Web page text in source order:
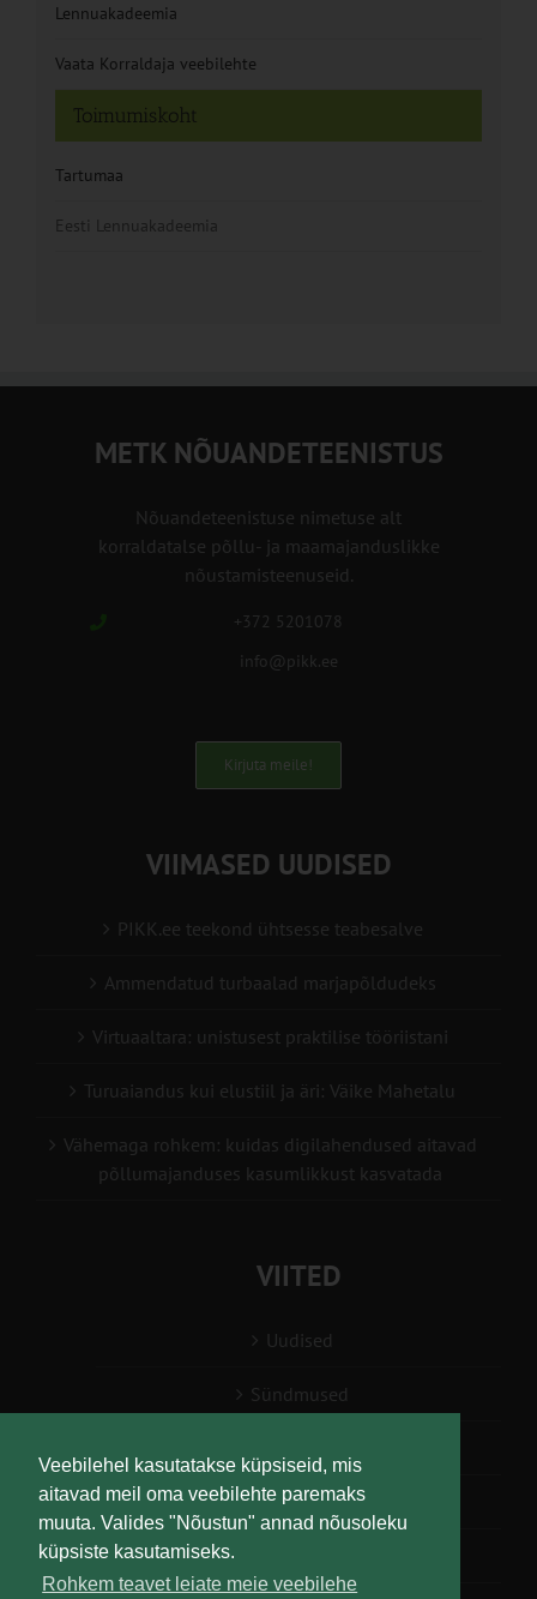
Veebilehel kasutatakse küpsiseid, mis
aitavad meil oma veebilehte paremaks
muuta. Valides "Nõustun" annad nõusoleku
küpsiste kasutamiseks.
Rohkem teavet leiate meie veebilehe
Toimumiskoht
Tartumaa
Eesti Lennuakadeemia
Lennuakadeemia
Vaata Korraldaja veebilehte
METK NÕUANDETEENISTUS
Nõuandeteenistuse nimetuse alt
korraldatalse põllu- ja maamajanduslikke
nõustamisteenuseid.
+372 5201078
info@pikk.ee
Kirjuta meile!
VIIMASED UUDISED
PIKK.ee teekond ühtsesse teabesalve
Ammendatud turbaalad marjapõldudeks
Virtuaaltara: unistusest praktilise tööriistani
Turuaiandus kui elustiil ja äri: Väike Mahetalu
Vähemaga rohkem: kuidas digilahendused aitavad
põllumajanduses kasumlikkust kasvatada
VIITED
Uudised
Sündmused
Teabesalv
Liitu uudiskirjaga